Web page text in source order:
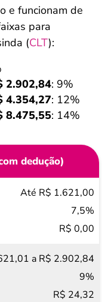
e funcionam de
para
(CLT):
2.902,84: 9%
4.354,27: 12%
8.475,55: 14%
dedução)
Até R$ 1.621,00
7,5%
R$ 0,00
a R$ 2.902,84
9%
R$ 24,32